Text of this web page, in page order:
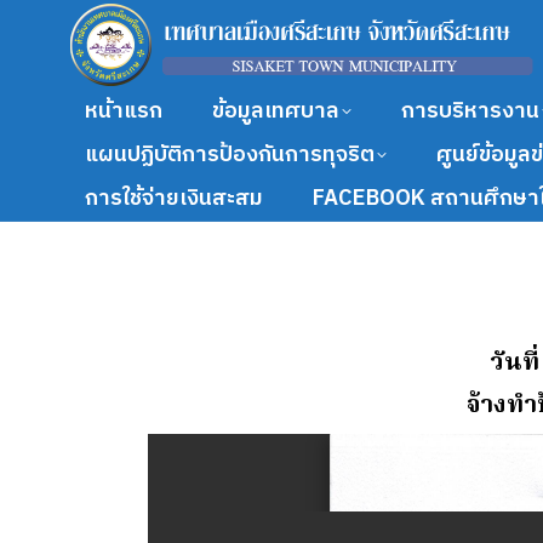
หน้าแรก ข้อมูลเทศบาล การบริหารงาน
แผนปฏิบัติการป้องกันการทุจริต
ศูนย์ข้อมูล
การใช้จ่ายเงินสะสม
FACEBOOK สถานศึกษ
วันที่
จ้างทํ